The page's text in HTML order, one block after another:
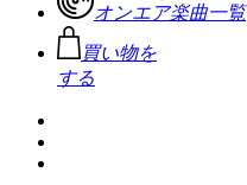
オンエア楽曲一覧
買い物を
する